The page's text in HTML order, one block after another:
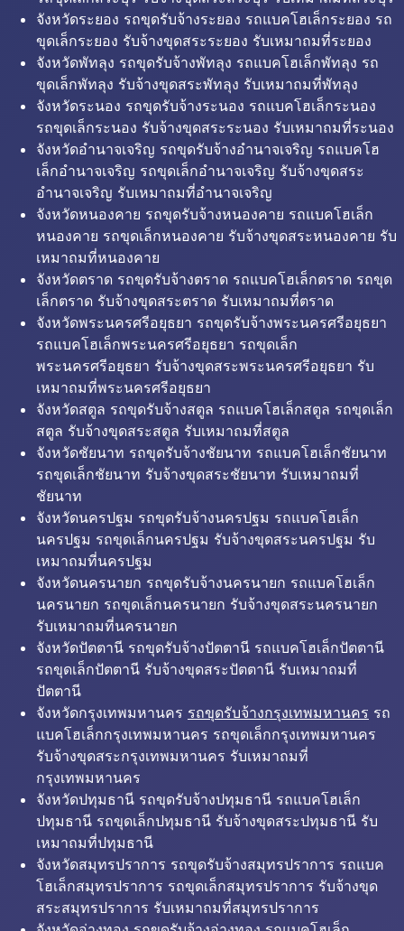
จังหวัดระยอง รถขุดรับจ้างระยอง รถแบคโฮเล็กระยอง รถ
ขุดเล็กระยอง รับจ้างขุดสระระยอง รับเหมาถมที่ระยอง
จังหวัดพัทลุง รถขุดรับจ้างพัทลุง รถแบคโฮเล็กพัทลุง รถ
ขุดเล็กพัทลุง รับจ้างขุดสระพัทลุง รับเหมาถมที่พัทลุง
จังหวัดระนอง รถขุดรับจ้างระนอง รถแบคโฮเล็กระนอง
รถขุดเล็กระนอง รับจ้างขุดสระระนอง รับเหมาถมที่ระนอง
จังหวัดอำนาจเจริญ รถขุดรับจ้างอำนาจเจริญ รถแบคโฮ
เล็กอำนาจเจริญ รถขุดเล็กอำนาจเจริญ รับจ้างขุดสระ
อำนาจเจริญ รับเหมาถมที่อำนาจเจริญ
จังหวัดหนองคาย รถขุดรับจ้างหนองคาย รถแบคโฮเล็ก
หนองคาย รถขุดเล็กหนองคาย รับจ้างขุดสระหนองคาย รับ
เหมาถมที่หนองคาย
จังหวัดตราด รถขุดรับจ้างตราด รถแบคโฮเล็กตราด รถขุด
เล็กตราด รับจ้างขุดสระตราด รับเหมาถมที่ตราด
จังหวัดพระนครศรีอยุธยา รถขุดรับจ้างพระนครศรีอยุธยา
รถแบคโฮเล็กพระนครศรีอยุธยา รถขุดเล็ก
พระนครศรีอยุธยา รับจ้างขุดสระพระนครศรีอยุธยา รับ
เหมาถมที่พระนครศรีอยุธยา
จังหวัดสตูล รถขุดรับจ้างสตูล รถแบคโฮเล็กสตูล รถขุดเล็ก
สตูล รับจ้างขุดสระสตูล รับเหมาถมที่สตูล
จังหวัดชัยนาท รถขุดรับจ้างชัยนาท รถแบคโฮเล็กชัยนาท
รถขุดเล็กชัยนาท รับจ้างขุดสระชัยนาท รับเหมาถมที่
ชัยนาท
จังหวัดนครปฐม รถขุดรับจ้างนครปฐม รถแบคโฮเล็ก
นครปฐม รถขุดเล็กนครปฐม รับจ้างขุดสระนครปฐม รับ
เหมาถมที่นครปฐม
จังหวัดนครนายก รถขุดรับจ้างนครนายก รถแบคโฮเล็ก
นครนายก รถขุดเล็กนครนายก รับจ้างขุดสระนครนายก
รับเหมาถมที่นครนายก
จังหวัดปัตตานี รถขุดรับจ้างปัตตานี รถแบคโฮเล็กปัตตานี
รถขุดเล็กปัตตานี รับจ้างขุดสระปัตตานี รับเหมาถมที่
ปัตตานี
จังหวัดกรุงเทพมหานคร รถขุดรับจ้างกรุงเทพมหานคร รถ
แบคโฮเล็กกรุงเทพมหานคร รถขุดเล็กกรุงเทพมหานคร
รับจ้างขุดสระกรุงเทพมหานคร รับเหมาถมที่
กรุงเทพมหานคร
จังหวัดปทุมธานี รถขุดรับจ้างปทุมธานี รถแบคโฮเล็ก
ปทุมธานี รถขุดเล็กปทุมธานี รับจ้างขุดสระปทุมธานี รับ
เหมาถมที่ปทุมธานี
จังหวัดสมุทรปราการ รถขุดรับจ้างสมุทรปราการ รถแบค
โฮเล็กสมุทรปราการ รถขุดเล็กสมุทรปราการ รับจ้างขุด
สระสมุทรปราการ รับเหมาถมที่สมุทรปราการ